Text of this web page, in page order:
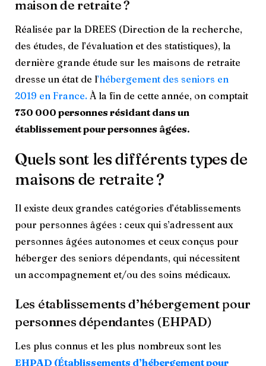
maison de retraite ?
Réalisée par la DREES (Direction de la recherche,
des études, de l’évaluation et des statistiques), la
dernière grande étude sur les maisons de retraite
dresse un état de l’hébergement des seniors en
2019 en France. À la fin de cette année, on comptait
730 000 personnes résidant dans un
établissement pour personnes âgées.
Quels sont les différents types de
maisons de retraite ?
Il existe deux grandes catégories d’établissements
pour personnes âgées : ceux qui s’adressent aux
personnes âgées autonomes et ceux conçus pour
héberger des seniors dépendants, qui nécessitent
un accompagnement et/ou des soins médicaux.
Les établissements d’hébergement pour
personnes dépendantes (EHPAD)
Les plus connus et les plus nombreux sont les
EHPAD (Établissements d’hébergement pour